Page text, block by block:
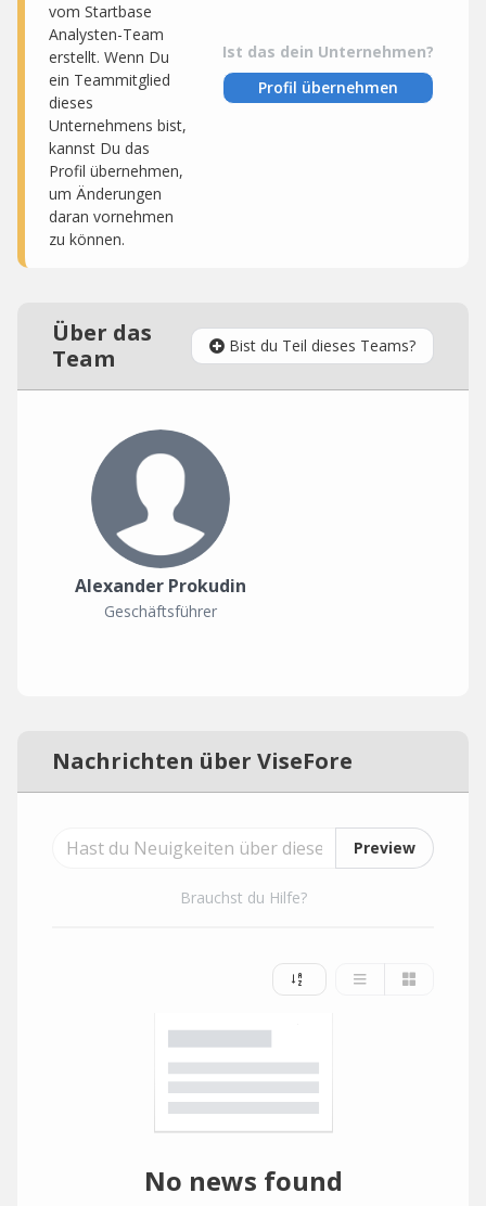
vom Startbase
Analysten-Team
erstellt. Wenn Du
ein Teammitglied
dieses
Unternehmens bist,
kannst Du das
Profil übernehmen,
um Änderungen
daran vornehmen
zu können.
Ist das dein Unternehmen?
Profil übernehmen
Über das
Team
Bist du Teil dieses Teams?
Alexander Prokudin
Geschäftsführer
Nachrichten über ViseFore
Preview
Brauchst du Hilfe?
No news found